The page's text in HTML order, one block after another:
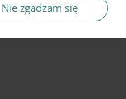
Nie zgadzam się